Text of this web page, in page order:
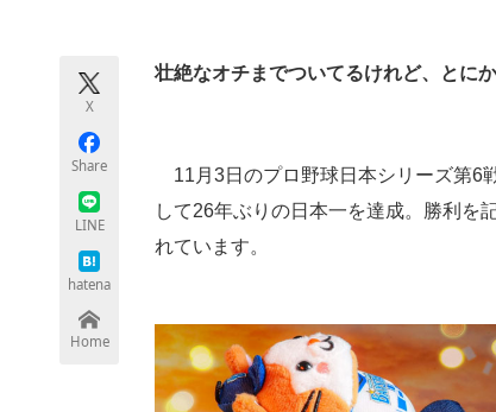
X
Share
LINE
hatena
Home
壮絶なオチまでついてるけれど、とに
11月3日のプロ野球日本シリーズ第6
して26年ぶりの日本一を達成。勝利を
れています。